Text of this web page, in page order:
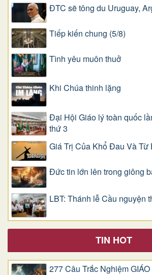
ĐTC sẽ tông du Uruguay,
Tiếp kiến chung (5/8)
Tình yêu muôn thuở
Khi Chúa thinh lặng
Đại Hội Giáo lý toàn quốc
thứ 3
Giá Trị Của Khổ Ðau Và Từ
Đức tin lớn lên trong giông
LBT: Thánh lễ Cầu nguyện
TIN HOT
277 Câu Trắc Nghiệm